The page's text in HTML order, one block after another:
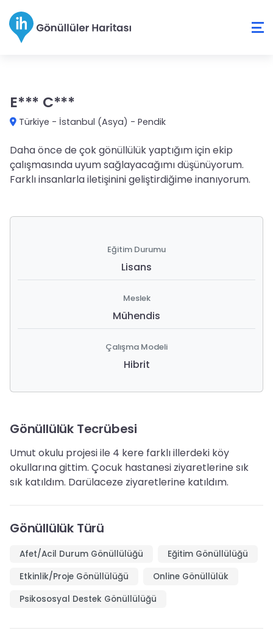
E*** C***
Türkiye - İstanbul (Asya) - Pendik
Daha önce de çok gönüllülük yaptığım için ekip
çalışmasında uyum sağlayacağımı düşünüyorum.
Farklı insanlarla iletişinini geliştirdiğime inanıyorum.
Eğitim Durumu
Lisans
Meslek
Mühendis
Çalışma Modeli
Hibrit
Gönüllülük Tecrübesi
Umut okulu projesi ile 4 kere farklı illerdeki köy
okullarına gittim. Çocuk hastanesi ziyaretlerine sık
sık katıldım. Darülaceze ziyaretlerine katıldım.
Gönüllülük Türü
Afet/Acil Durum Gönüllülüğü
Eğitim Gönüllülüğü
Etkinlik/Proje Gönüllülüğü
Online Gönüllülük
Psikososyal Destek Gönüllülüğü